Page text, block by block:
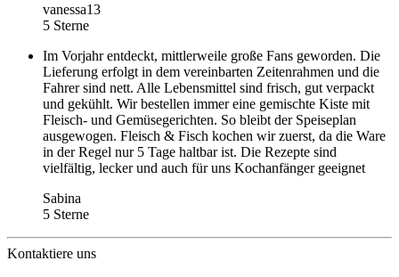
vanessa13
5 Sterne
Im Vorjahr entdeckt, mittlerweile große Fans geworden. Die
Lieferung erfolgt in dem vereinbarten Zeitenrahmen und die
Fahrer sind nett. Alle Lebensmittel sind frisch, gut verpackt
und gekühlt. Wir bestellen immer eine gemischte Kiste mit
Fleisch- und Gemüsegerichten. So bleibt der Speiseplan
ausgewogen. Fleisch & Fisch kochen wir zuerst, da die Ware
in der Regel nur 5 Tage haltbar ist. Die Rezepte sind
vielfältig, lecker und auch für uns Kochanfänger geeignet
Sabina
5 Sterne
Kontaktiere uns